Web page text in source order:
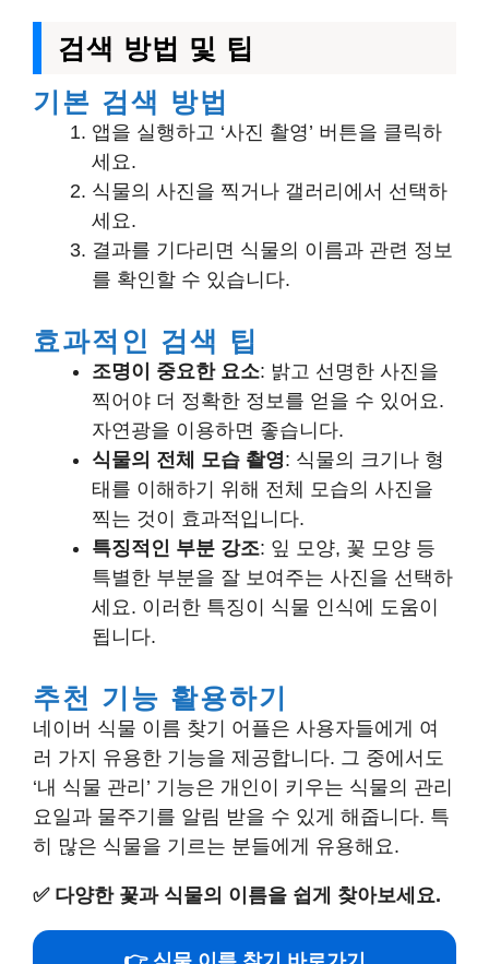
검색 방법 및 팁
기본 검색 방법
앱을 실행하고 ‘사진 촬영’ 버튼을 클릭하
세요.
식물의 사진을 찍거나 갤러리에서 선택하
세요.
결과를 기다리면 식물의 이름과 관련 정보
를 확인할 수 있습니다.
효과적인 검색 팁
조명이 중요한 요소: 밝고 선명한 사진을
찍어야 더 정확한 정보를 얻을 수 있어요.
자연광을 이용하면 좋습니다.
식물의 전체 모습 촬영: 식물의 크기나 형
태를 이해하기 위해 전체 모습의 사진을
찍는 것이 효과적입니다.
특징적인 부분 강조: 잎 모양, 꽃 모양 등
특별한 부분을 잘 보여주는 사진을 선택하
세요. 이러한 특징이 식물 인식에 도움이
됩니다.
추천 기능 활용하기
네이버 식물 이름 찾기 어플은 사용자들에게 여
러 가지 유용한 기능을 제공합니다. 그 중에서도
‘내 식물 관리’ 기능은 개인이 키우는 식물의 관리
요일과 물주기를 알림 받을 수 있게 해줍니다. 특
히 많은 식물을 기르는 분들에게 유용해요.
✅ 다양한 꽃과 식물의 이름을 쉽게 찾아보세요.